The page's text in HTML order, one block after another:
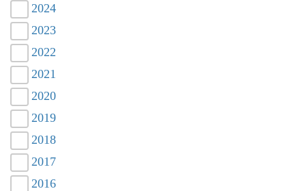
2024
2023
2022
2021
2020
2019
2018
2017
2016